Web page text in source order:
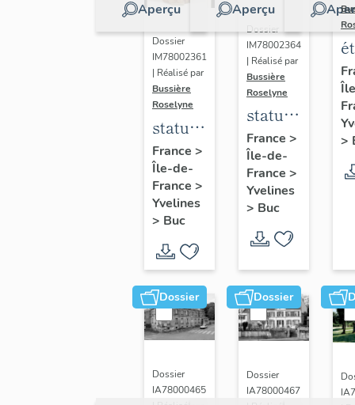
Aperçu
Dossier
IM78002361
| Réalisé par
Bussière
Roselyne
statue :
Vierge
à
l'Enfant
(n°2)
France >
Île-de-
France >
Yvelines
> Buc
Aperçu
Dossier
IM78002364
| Réalisé par
Bussière
Roselyne
statue :
Vierge
à
l'Enfant
(n°1)
France >
Île-de-
France >
Yvelines
> Buc
>
Dossier
Dossier
IA78000465
Dossier
Dossier
IA78000467